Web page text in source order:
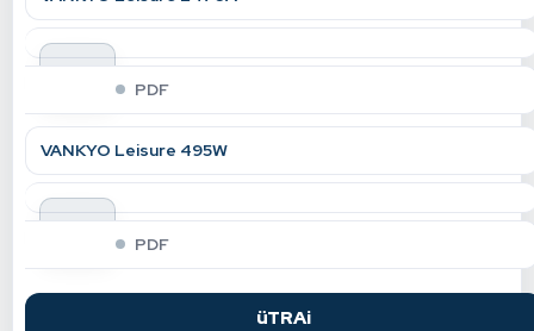
indir
PDF
VANKYO Leisure 495W
indir
PDF
üTRAi